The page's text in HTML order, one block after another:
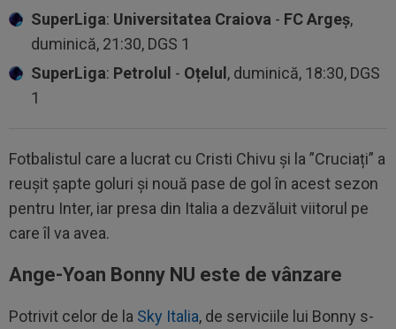
SuperLiga: Universitatea Craiova - FC Argeș,
duminică, 21:30, DGS 1
SuperLiga: Petrolul - Oțelul, duminică, 18:30, DGS
1
Fotbalistul care a lucrat cu Cristi Chivu și la ”Cruciați” a
reușit șapte goluri și nouă pase de gol în acest sezon
pentru Inter, iar presa din Italia a dezvăluit viitorul pe
care îl va avea.
Ange-Yoan Bonny NU este de vânzare
Potrivit celor de la Sky Italia, de serviciile lui Bonny s-